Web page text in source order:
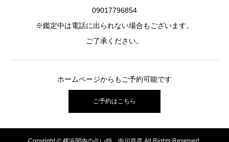
09017796854
※鑑定中は電話に出られない場合もございます。
ご了承ください。
ホームページからもご予約可能です
ご予約はこちら